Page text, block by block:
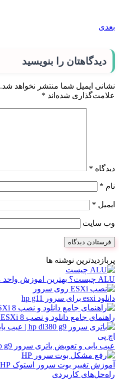
بعدی
دیدگاهتان را بنویسید
نشانی ایمیل شما منتشر نخواهد شد.
علامت‌گذاری شده‌اند *
دیدگاه *
نام *
ایمیل *
وب‌ سایت
پربازدیدترین نوشته ها
ALU چیست؟ بهترین اموزش واحد محاسبه و منطق پردازنده
دانلود esxi برای سرور hp g11
راهنمای جامع دانلود و نصب ESXi 8 بر روی سرورهای HPE
عیب یابی و تعویض باتری سرور hp g9 اچ پی
راه‌حل‌های کاربردی